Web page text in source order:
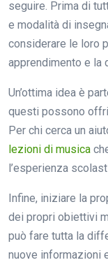
seguire. Prima di
e modalità di
considerare le loro
apprendimento e la
Un’ottima idea è
questi possono
Per chi cerca un
lezioni di musica
l’esperienza
Infine, iniziare la
dei propri obiettivi
può fare tutta la
nuove informazioni